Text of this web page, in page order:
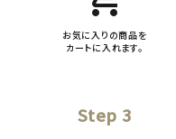
お気に入りの商品を
カートに入れます。
Step 3